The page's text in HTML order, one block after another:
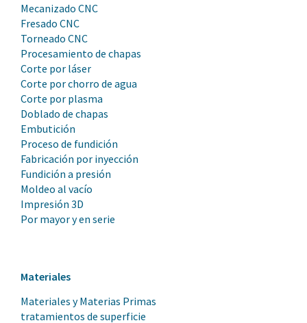
Mecanizado CNC
Fresado CNC
Torneado CNC
Procesamiento de chapas
Corte por láser
Corte por chorro de agua
Corte por plasma
Doblado de chapas
Embutición
Proceso de fundición
Fabricación por inyección
Fundición a presión
Moldeo al vacío
Impresión 3D
Por mayor y en serie
Materiales
Materiales y Materias Primas
tratamientos de superficie